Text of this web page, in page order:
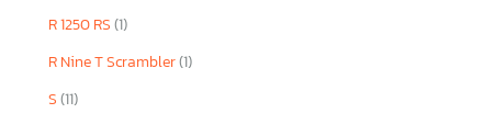
R 1250 RS(1)
R Nine T Scrambler(1)
S(11)